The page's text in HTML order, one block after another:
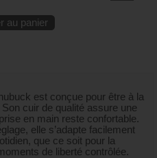
au panier
est conçue pour être à la
cuir de qualité assure une
en main reste confortable.
elle s’adapte facilement
que ce soit pour la
de liberté contrôlée.